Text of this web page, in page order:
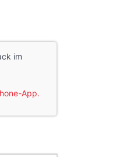
im
App.